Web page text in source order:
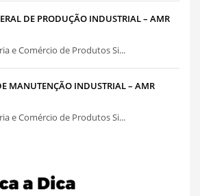
DE PRODUÇÃO INDUSTRIAL – AMR
e Comércio de Produtos Si...
MANUTENÇÃO INDUSTRIAL – AMR
e Comércio de Produtos Si...